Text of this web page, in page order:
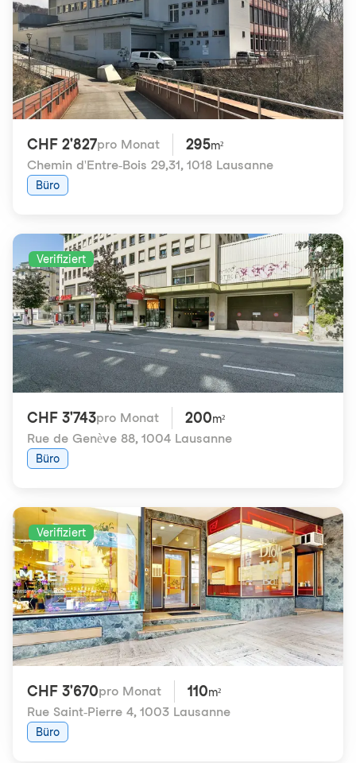
CHF 2'827pro Monat 295m²
Chemin d'Entre-Bois 29,31, 1018 Lausanne
Büro
Verifiziert
CHF 3'743pro Monat 200m²
Rue de Genève 88, 1004 Lausanne
Büro
Verifiziert
CHF 3'670pro Monat 110m²
Rue Saint-Pierre 4, 1003 Lausanne
Büro